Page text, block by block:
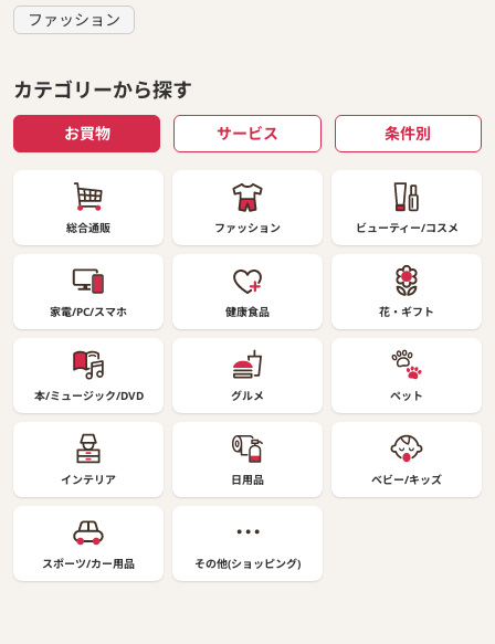
ファッション
カテゴリーから探す
お買物 サービス 条件別
総合通販 ファッション ビューティー/コスメ
家電/PC/スマホ 健康食品 花・ギフト
本/ミュージック/DVD グルメ ペット
インテリア 日用品 ベビー/キッズ
スポーツ/カー用品 その他(ショッピング)